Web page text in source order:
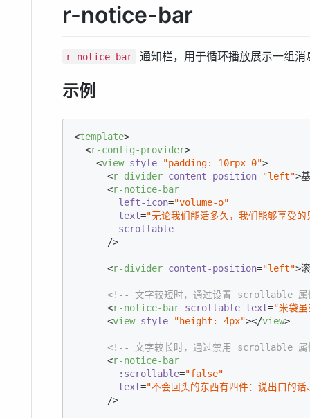
r-notice-bar
r-notice-bar 通知栏，用于循环播放展示一组消
示例
<template>
<r-config-provider>
<view style="padding: 10rpx 0">
<r-divider content-position="left">
<r-notice-bar
left-icon="volume-o"
text="无论我们能活多久，我们能够享受
scrollable
      />
<r-divider content-position="left">
<!-- 文字较短时，通过设置 scrollable 属
<r-notice-bar scrollable text="米袋
<view style="height: 4px"></view>
<!-- 文字较长时，通过禁用 scrollable 属
<r-notice-bar
:scrollable="false"
text="不会回头的东西有四件：说出口的
      />